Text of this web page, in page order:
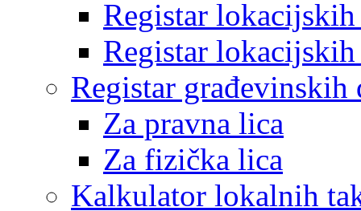
Registar
Registar
Registar građevinskih
Za pravna lica
Za fizička lica
Kalkulator lokalnih